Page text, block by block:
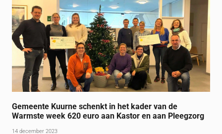
Gemeente Kuurne schenkt in het kader van de
Warmste week 620 euro aan Kastor en aan Pleegzorg
14 december 2023